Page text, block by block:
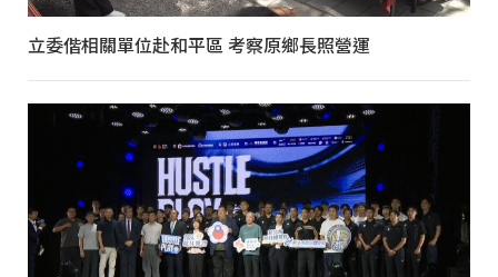
立委偕相關單位赴和平區 考察原鄉長照營運